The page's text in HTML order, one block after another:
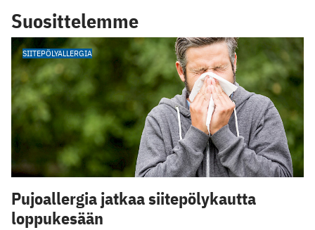
Suosittelemme
SIITEPÖLYALLERGIA
Pujoallergia jatkaa siitepölykautta
loppukesään